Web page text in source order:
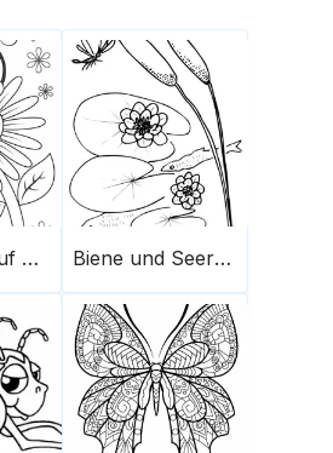
Biene sitzt auf Sonnenblume Biene und Seerosenblatt